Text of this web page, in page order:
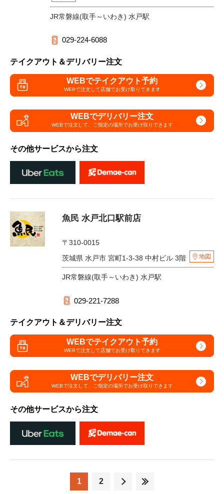
JR常磐線(取手～いわき) 水戸駅
029-224-6088
テイクアウト＆デリバリー注文
WEBでテイクアウト予約
WEBで注文して店舗でお受け取りできます
WEBでデリバリー注文
WEBで注文して、 ご指定の場所でお受け取りできます
その他サービスから注文
魚民 水戸北口駅前店
〒310-0015
茨城県 水戸市 宮町1-3-38 中村ビル 3階
地図
JR常磐線(取手～いわき) 水戸駅
029-221-7288
テイクアウト＆デリバリー注文
WEBでテイクアウト予約
WEBで注文して店舗でお受け取りできます
WEBでデリバリー注文
WEBで注文して、 ご指定の場所でお受け取りできます
その他サービスから注文
1 2